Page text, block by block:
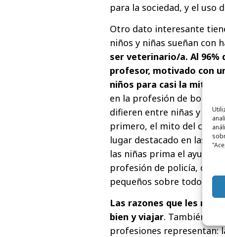
para la sociedad, y el uso
Otro dato interesante
niños y niñas sueñan con
ser veterinario/a. Al 96%
profesor, motivado con
niños para casi la mitad
en la profesión de
difieren entre niñas y
primero, el mito del
lugar destacado en las
las niñas prima el ayudar
profesión de policía, oficio
pequeños sobre todo por
Las razones que les
bien y viajar. También se
profesiones representan: